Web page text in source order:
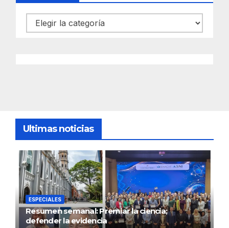
Categorías
Ultimas noticias
ESPECIALES
Resumen semanal: Premiar la ciencia;
defender la evidencia